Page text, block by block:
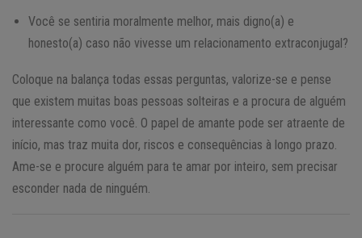
Você se sentiria moralmente melhor, mais digno(a) e
honesto(a) caso não vivesse um relacionamento extraconjugal?
Coloque na balança todas essas perguntas, valorize-se e pense
que existem muitas boas pessoas solteiras e a procura de alguém
interessante como você. O papel de amante pode ser atraente de
início, mas traz muita dor, riscos e consequências à longo prazo.
Ame-se e procure alguém para te amar por inteiro, sem precisar
esconder nada de ninguém.